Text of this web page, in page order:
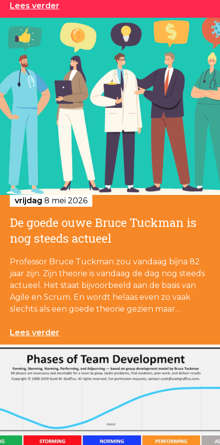
Lees verder
vrijdag 8 mei 2026
De goede ouwe Bruce Tuckman is
nog steeds actueel
Professor Bruce Tuckman zou vandaag bijna 82
jaar zijn. Zijn theorie is vandaag de dag nog steeds
actueel. Het staat bijvoorbeeld aan de basis van
Agile en Scrum. En wordt helaas even zo vaak
slechts als een goede theorie gezien maar…
Lees verder